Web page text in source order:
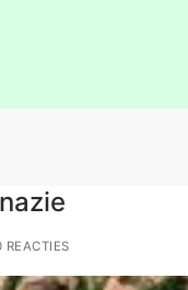
REACTIES